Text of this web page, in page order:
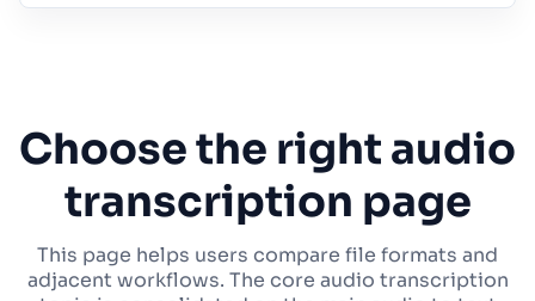
Choose the right audio
transcription page
This page helps users compare file formats and
adjacent workflows. The core audio transcription